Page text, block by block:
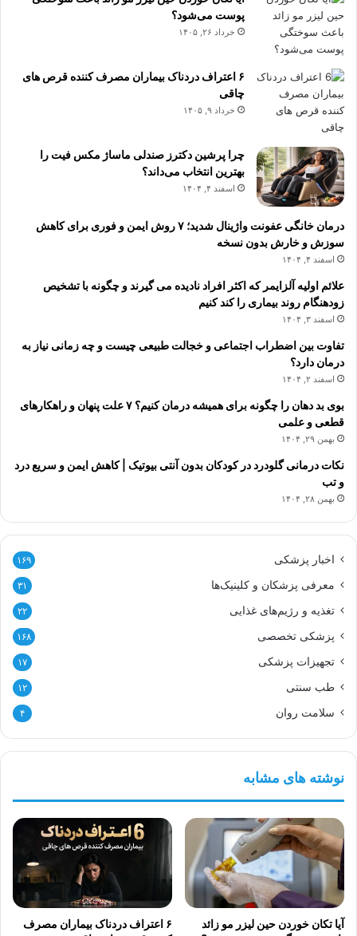
ع
ه
ر
ک
د
م
پوست می‌شود؟
خرداد ۲۶, ۱۴۰۵
۶ اعتراف دردناک بیماران مصرف کننده قرص های
چاقی
خرداد ۹, ۱۴۰۵
چرا پرشین دکترز صندلی ماساژ مکس فیت را
بهترین انتخاب می‌داند؟
اسفند ۴, ۱۴۰۴
درمان خانگی عفونت واژینال شدید؛ ۷ روش ایمن و فوری برای کاهش
سوزش و خارش بدون نسخه
اسفند ۴, ۱۴۰۴
علائم اولیه آلزایمر که اکثر افراد نادیده می گیرند و چگونه با تشخیص
زودهنگام روند بیماری را کند کنیم
اسفند ۳, ۱۴۰۴
تفاوت بین اضطراب اجتماعی و خجالت طبیعی چیست و چه زمانی نیاز به
درمان دارد؟
اسفند ۲, ۱۴۰۴
بوی بد دهان را چگونه برای همیشه درمان کنیم؟ ۷ علت پنهان و راهکارهای
قطعی و علمی
بهمن ۲۹, ۱۴۰۴
نکات درمانی گلودرد در کودکان بدون آنتی بیوتیک | کاهش ایمن و سریع درد
و تب
بهمن ۲۸, ۱۴۰۴
اخبار پزشکی ۱۶۹
معرفی پزشکان و کلینیک‌ها ۳۱
تغذیه و رژیم‌های غذایی ۲۲
پزشکی تخصصی ۱۶۸
تجهیزات پزشکی ۱۷
طب سنتی ۱۲
سلامت روان ۴
نوشته های مشابه
آیا تکان خوردن حین لیزر مو زائد
۶ اعتراف دردناک بیماران مصرف